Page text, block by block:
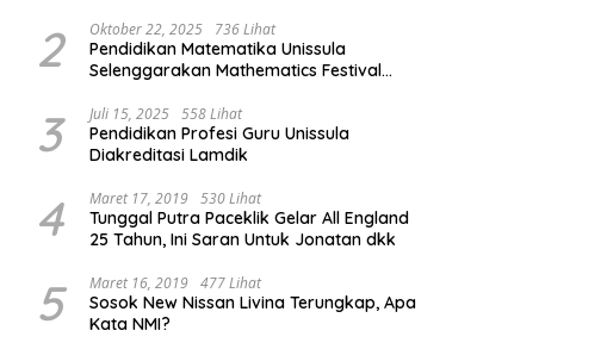
2 Oktober 22, 2025 736 Lihat
Pendidikan Matematika Unissula
Selenggarakan Mathematics Festival
3 Juli 15, 2025 558 Lihat
Pendidikan Profesi Guru Unissula
Diakreditasi Lamdik
4 Maret 17, 2019 530 Lihat
Tunggal Putra Paceklik Gelar All England
25 Tahun, Ini Saran Untuk Jonatan dkk
5 Maret 16, 2019 477 Lihat
Sosok New Nissan Livina Terungkap, Apa
Kata NMI?